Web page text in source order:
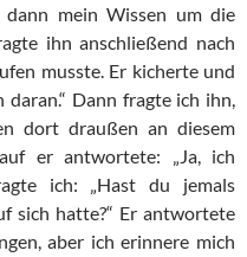
dann mein Wissen um die
ihn anschließend nach
musste. Er kicherte und
daran.“ Dann fragte ich ihn,
dort draußen an diesem
er antwortete: „Ja, ich
ich: „Hast du jemals
sich hatte?“ Er antwortete
aber ich erinnere mich